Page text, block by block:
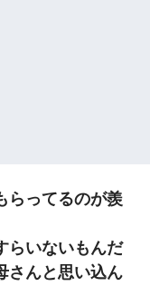
らってるのが羨
らいないもんだ
さんと思い込ん